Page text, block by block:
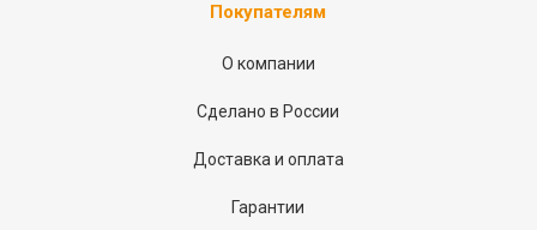
Покупателям
О компании
Сделано в России
Доставка и оплата
Гарантии